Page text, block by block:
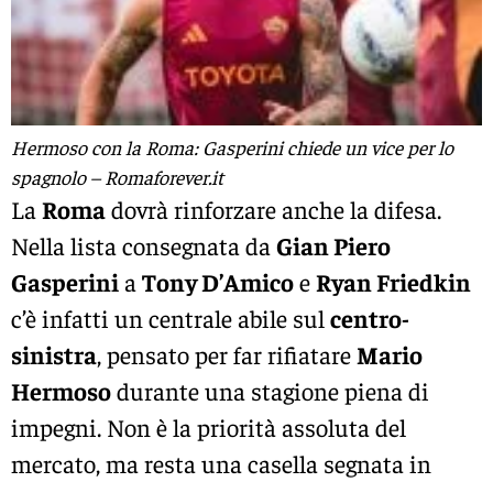
Hermoso con la Roma: Gasperini chiede un vice per lo
spagnolo – Romaforever.it
La Romadovrà rinforzare anche la difesa.
Nella lista consegnata da Gian Piero
Gasperinia Tony D’AmicoeRyan Friedkin
c’è infatti un centrale abile sul centro-
sinistra, pensato per far rifiatare Mario
Hermosodurante una stagione piena di
impegni. Non è la priorità assoluta del
mercato, ma resta una casella segnata in